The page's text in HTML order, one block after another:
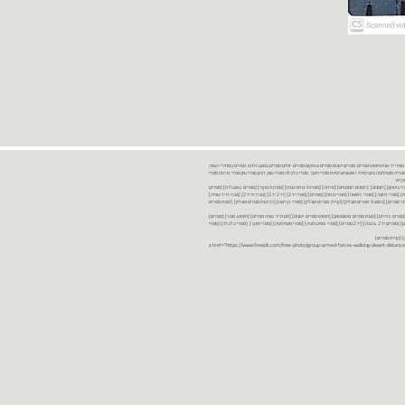
ספרים יד שניה ספרים משומשים ספרים חדשים ספרים יד 2 מכירת ספרים יד שניה ספרי יד שניהחיפוש ספרים ספרים ישנים ספרים עתיקים ספרים זולים ספרים במצב חדש ספרים במחירי רצפה
במבצע ספרים יד 2 ברמת גן ספרים יד 2 ביבנה יד 2 ספרים ספרי פסיכולוגיה ספריה סוציולוגיה ביוגרפיות ו אוטוביוגרפיות ספרי חינוך ספרי כלכלה ספרי שוק ההון ספרי עיון ספרי פרוזה ספרי
ביטחון] [רומנים] [רומנים רומנטיים] [פרוזה] [ספרות מתורגמת] [ספרות מקור] [ספרים באנגלית] [ספרים
חדשים מהחנות] [ספרים מומלצים] [ספרי בישול] [ספרי עידן חדש] [ספרי עסקים] [ספרי מורשת] [מחזות] [ספרי שירה] [ספרי בריאות] [ספרי תזונה] [ספרי רפואה] [ספרי מתח] [ספרים] [ספרי יד 2[ [יד 2 יד 2[ [מכירת יד 2[ [מכירת יד שנייה]
יד 2[ [ספר] [ספרים יד 2[ [הזמנת ספרים] [יד 2 ספרים] [ספרים בזול] [אתר ספרים] [הזמנת ספרים אונליין] [קניית ספרים אונליין] [ספרי קריאה] [רכישת ספרים אונליין] [חנות ספרים
נדירים] [חנות ספרים משומשים] [חיפוש ספרים ישנים] [חנות יד שניה ספרים] [חיפוש ספר] [ספרים]
[חנות ספרים זולים] [ספרים חדשים] [ספרים במחירי רצפה] [ספרים במשלוח חינם] [ספרים במשלוח עד הבית] [ספרים יד 2 ברמת גן] [ספרים יד 2 ביבנה] [יד 2 ספרים] [ספרי פסיכולוגיה] [ספרי סוציולוגיה] [ספרי חינוך] [ספרי כלכלה] [ספרי
[קניית ספרים]
<a href="https://www.freepik.com/free-photo/group-armed-forces-walking-desert-